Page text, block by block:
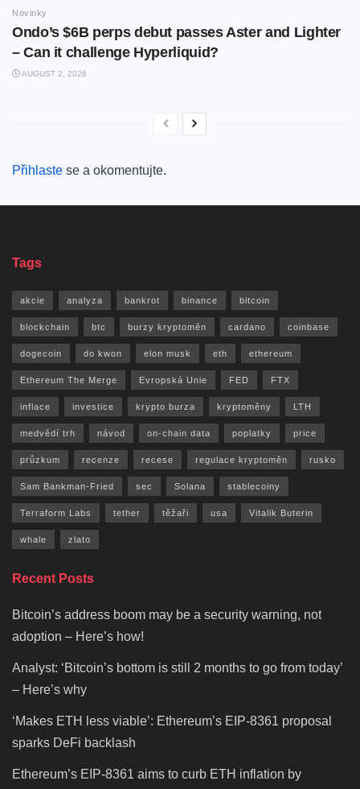
Novinky
Ondo’s $6B perps debut passes Aster and Lighter
– Can it challenge Hyperliquid?
AUGUST 2, 2026
Přihlaste se a okomentujte.
Tags
akcie analyza bankrot binance bitcoin
blockchain btc burzy kryptoměn cardano coinbase
dogecoin do kwon elon musk eth ethereum
Ethereum The Merge Evropská Unie FED FTX
inflace investice krypto burza kryptoměny LTH
medvědí trh návod on-chain data poplatky price
průzkum recenze recese regulace kryptoměn rusko
Sam Bankman-Fried sec Solana stablecoiny
Terraform Labs tether těžaři usa Vitalik Buterin
whale zlato
Recent Posts
Bitcoin’s address boom may be a security warning, not
adoption – Here’s how!
Analyst: ‘Bitcoin’s bottom is still 2 months to go from today’
– Here’s why
‘Makes ETH less viable’: Ethereum’s EIP-8361 proposal
sparks DeFi backlash
Ethereum’s EIP-8361 aims to curb ETH inflation by